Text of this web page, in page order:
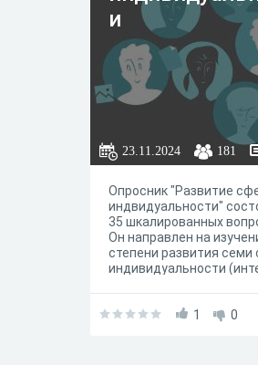
и
23.11.2024 181
Опросник "Развитие
индвидуальности"
35 шкалированных
Он направлен на
степени развития семи
индивидуальности
предметно-
1 0